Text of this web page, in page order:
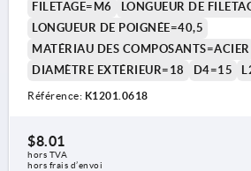
FILETAGE=M6
LONGUEUR DE
LONGUEUR DE POIGNÉE=40,5
MATÉRIAU DES COMPOSANTS=ACIER
DIAMÈTRE EXTÉRIEUR=18
D4=15
Référence: K1201.0618
$8.01
hors TVA
hors frais d’envoi